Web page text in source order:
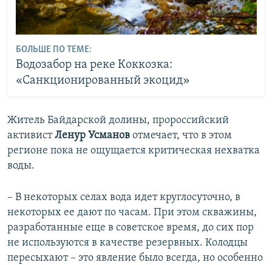
БОЛЬШЕ ПО ТЕМЕ:
Водозабор на реке Коккозка:
«Санкционированный экоцид»
Житель Байдарской долины, пророссийский
активистЛенур Усманов отмечает, что в этом
регионе пока не ощущается критическая нехватка
воды.
– В некоторых селах вода идет круглосуточно, в
некоторых ее дают по часам. При этом скважины,
разработанные еще в советское время, до сих пор
не используются в качестве резервных. Колодцы
пересыхают – это явление было всегда, но особенно